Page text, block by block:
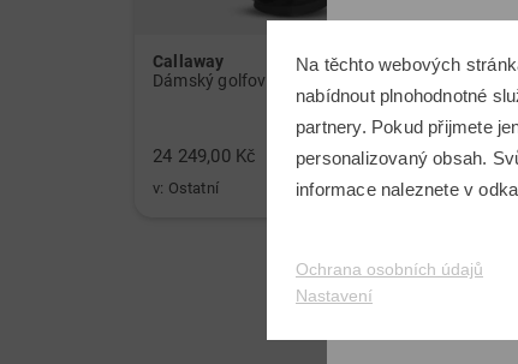
Callaway
Dámský golfový set holí Callaway Solaire Graphit, dámský
24 249,00 Kč
v: Ostatní
8
v:
Na těchto webových
nabídnout plnohodnotné
partnery. Pokud přijmete
personalizovaný obsah.
informace naleznete v
Ochrana osobních údajů
Nastavení